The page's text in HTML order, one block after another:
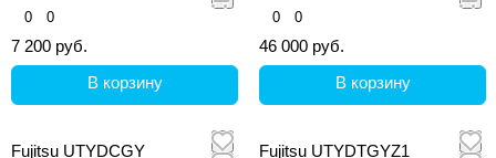
0 0
7 200 руб.
В корзину
0 0
46 000 руб.
В корзину
Fujitsu UTYDCGY Fujitsu UTYDTGYZ1